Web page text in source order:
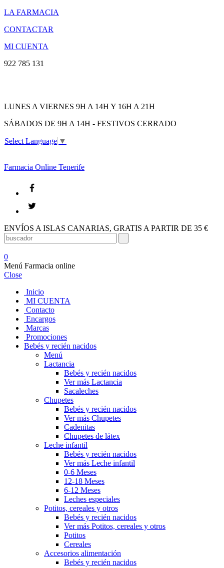
LA FARMACIA
CONTACTAR
MI CUENTA
922 785 131
LUNES A VIERNES 9H A 14H Y 16H A 21H
SÁBADOS DE 9H A 14H - FESTIVOS CERRADO
Select Language ▼
Farmacia Online Tenerife
ENVÍOS A ISLAS CANARIAS, GRATIS A PARTIR DE 35 €
0
Menú Farmacia online
Close
Inicio
MI CUENTA
Contacto
Encargos
Marcas
Promociones
Bebés y recién nacidos
Menú
Lactancia
Bebés y recién nacidos
Ver más Lactancia
Sacaleches
Chupetes
Bebés y recién nacidos
Ver más Chupetes
Cadenitas
Chupetes de látex
Leche infantil
Bebés y recién nacidos
Ver más Leche infantil
0-6 Meses
12-18 Meses
6-12 Meses
Leches especiales
Potitos, cereales y otros
Bebés y recién nacidos
Ver más Potitos, cereales y otros
Potitos
Cereales
Accesorios alimentación
Bebés y recién nacidos